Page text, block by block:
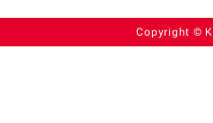
Copyright ©